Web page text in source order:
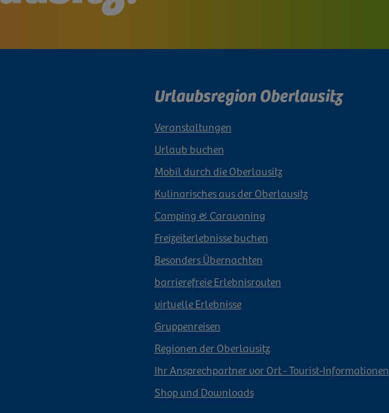
Urlaubsregion Oberlausitz
Veranstaltungen
Urlaub buchen
Mobil durch die Oberlausitz
Kulinarisches aus der Oberlausitz
Camping & Caravaning
Freizeiterlebnisse buchen
Besonders Übernachten
barrierefreie Erlebnisrouten
virtuelle Erlebnisse
Gruppenreisen
Regionen der Oberlausitz
Ihr Ansprechpartner vor Ort - Tourist-Informationen
Shop und Downloads